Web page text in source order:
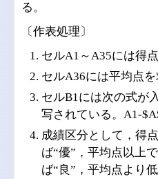
る。
〔作表処理〕
セルA1～A35には得
セルA36には平均点
セルB1には次の式が
写されている。A1-
成績区分として，得
ば“優”，平均点以上
ば“良”，平均点より